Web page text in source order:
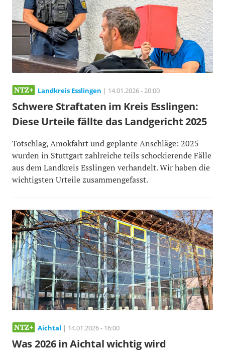
Landkreis Esslingen | 14.01.2026 - 20:00
Schwere Straftaten im Kreis Esslingen:
Diese Urteile fällte das Landgericht 2025
Totschlag, Amokfahrt und geplante Anschläge: 2025
wurden in Stuttgart zahlreiche teils schockierende Fälle
aus dem Landkreis Esslingen verhandelt. Wir haben die
wichtigsten Urteile zusammengefasst.
Aichtal | 14.01.2026 - 16:00
Was 2026 in Aichtal wichtig wird